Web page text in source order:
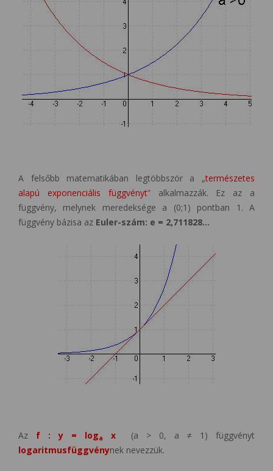
A felsőbb matematikában legtöbbször a „természetes
alapú exponenciális függvényt” alkalmazzák. Ez az a
függvény, melynek meredeksége a (0;1) pontban 1. A
függvény bázisa az Euler-szám: e = 2,711828…
Az f : y = loga x(a > 0, a ≠ 1) függvényt
logaritmusfüggvénynek nevezzük.